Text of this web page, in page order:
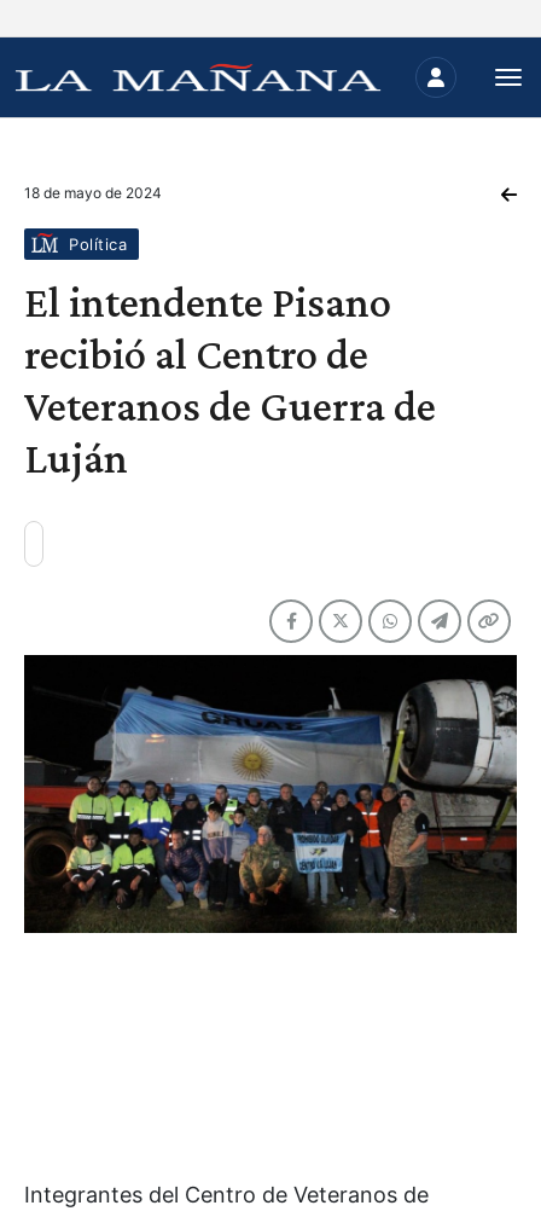
18 de mayo de 2024
Política
El intendente Pisano
recibió al Centro de
Veteranos de Guerra de
Luján
Integrantes del Centro de Veteranos de